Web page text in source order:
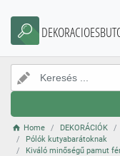
Home DEKORÁCIÓK
Pólók kutyabarátoknak
Kiváló minőségű pamut